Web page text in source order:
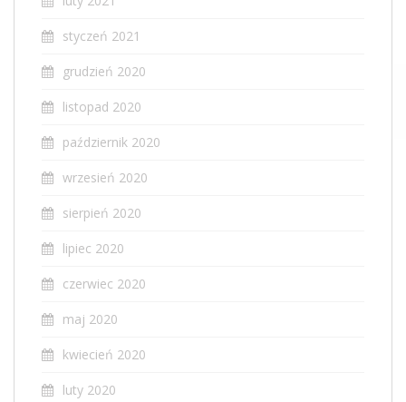
styczeń 2021
grudzień 2020
listopad 2020
październik 2020
wrzesień 2020
sierpień 2020
lipiec 2020
czerwiec 2020
maj 2020
kwiecień 2020
luty 2020